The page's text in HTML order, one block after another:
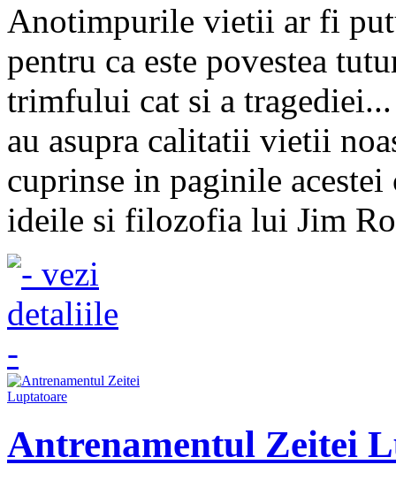
Anotimpurile vietii ar fi
pentru ca este povestea
trimfului cat si a tragediei...
au asupra calitatii vietii
cuprinse in paginile
ideile si filozofia lui Jim
Antrenamentul Zeitei